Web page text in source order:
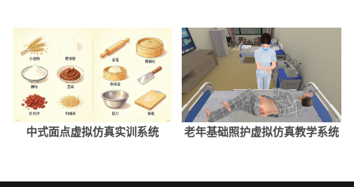
中式面点虚拟仿真实训系统 老年基础照护虚拟仿真教学系统